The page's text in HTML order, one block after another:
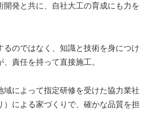
開発と共に、自社大工の育成にも力を
るのではなく、知識と技術を身につけ
責任を持って直接施工。
域によって指定研修を受けた協力業社
）による家づくりで、確かな品質を担